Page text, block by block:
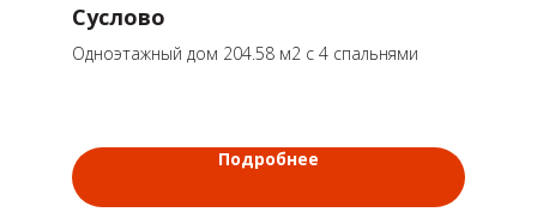
Суслово
Одноэтажный дом 204.58 м2 с 4 спальнями
Подробнее